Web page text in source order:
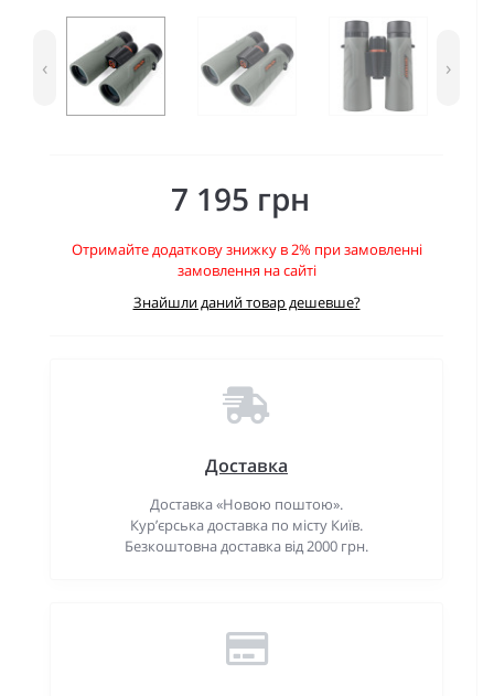
‹ ›
7 195 грн
Отримайте додаткову знижку в 2% при замовленні
замовлення на сайті
Знайшли даний товар дешевше?
Доставка
Доставка «Новою поштою».
Кур’єрська доставка по місту Київ.
Безкоштовна доставка від 2000 грн.